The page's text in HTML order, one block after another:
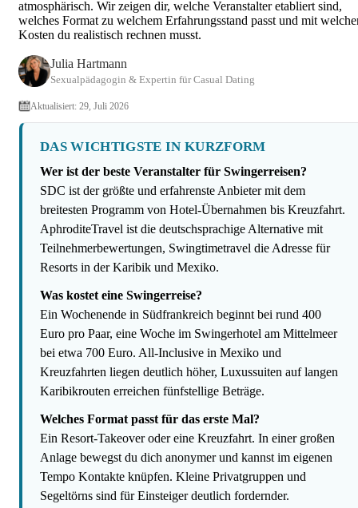
atmosphärisch. Wir zeigen dir, welche Veranstalter etabliert sind,
welches Format zu welchem Erfahrungsstand passt und mit
Kosten du realistisch rechnen musst.
Julia Hartmann
Sexualpädagogin & Expertin für Casual Dating
Aktualisiert: 29, Juli 2026
DAS WICHTIGSTE IN KURZFORM
Wer ist der beste Veranstalter für Swingerreisen?
SDC ist der größte und erfahrenste Anbieter mit dem
breitesten Programm von Hotel-Übernahmen bis Kreuzfahrt.
AphroditeTravel ist die deutschsprachige Alternative mit
Teilnehmerbewertungen, Swingtimetravel die Adresse für
Resorts in der Karibik und Mexiko.
Was kostet eine Swingerreise?
Ein Wochenende in Südfrankreich beginnt bei rund 400
Euro pro Paar, eine Woche im Swingerhotel am Mittelmeer
bei etwa 700 Euro. All-Inclusive in Mexiko und
Kreuzfahrten liegen deutlich höher, Luxussuiten auf langen
Karibikrouten erreichen fünfstellige Beträge.
Welches Format passt für das erste Mal?
Ein Resort-Takeover oder eine Kreuzfahrt. In einer großen
Anlage bewegst du dich anonymer und kannst im eigenen
Tempo Kontakte knüpfen. Kleine Privatgruppen und
Segeltörns sind für Einsteiger deutlich fordernder.